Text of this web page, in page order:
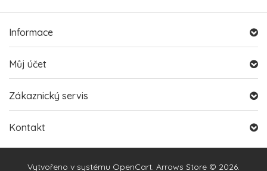
Informace
Můj účet
Zákaznický servis
Kontakt
Vytvořeno v systému OpenCart. Arrows Store © 2026.